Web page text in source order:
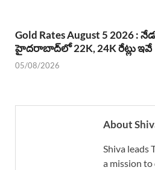
Gold Rates August 5 2026 :
హైదరాబాద్‌లో 22K, 24K రేట్లు ఇవే
05/08/2026
About
Shiva leads
a mission